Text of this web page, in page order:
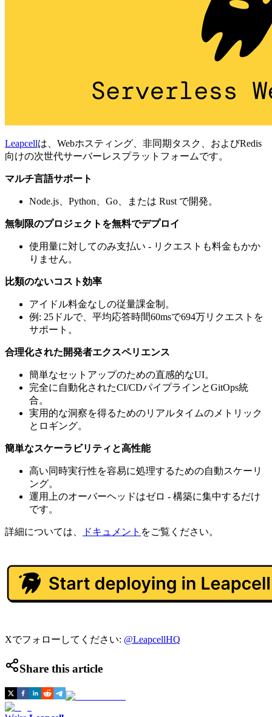
Leapcellは、Webホスティング、非同期タスク、およびRedis
向けの次世代サーバーレスプラットフォームです。
マルチ言語サポート
Node.js、Python、Go、または Rust で開発。
無制限のプロジェクトを無料でデプロイ
使用量に対してのみ支払い - リクエストも料金もかか
りません。
比類のないコスト効率
アイドル料金なしの従量課金制。
例: 25ドルで、平均応答時間60msで694万リクエストを
サポート。
合理化された開発者エクスペリエンス
簡単なセットアップのための直感的なUI。
完全に自動化されたCI/CDパイプラインとGitOps統
合。
実用的な洞察を得るためのリアルタイムのメトリック
とロギング。
簡単なスケーラビリティと高性能
高い同時実行性を容易に処理するための自動スケーリ
ング。
運用上のオーバーヘッドはゼロ - 構築に集中するだけ
です。
詳細については、 ドキュメント をご覧ください。
Xでフォローしてください: @LeapcellHQ
Share this article